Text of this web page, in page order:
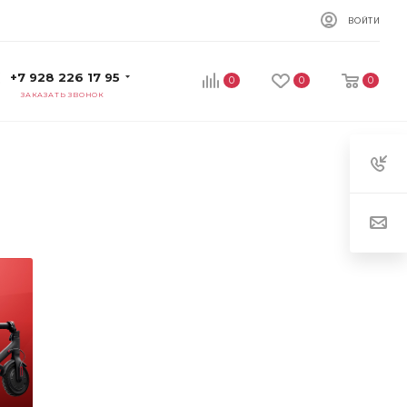
ВОЙТИ
0 0 0
+7 928 226 17 95
ЗАКАЗАТЬ ЗВОНОК